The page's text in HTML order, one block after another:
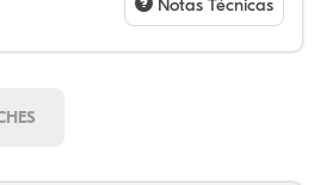
Notas Técnicas